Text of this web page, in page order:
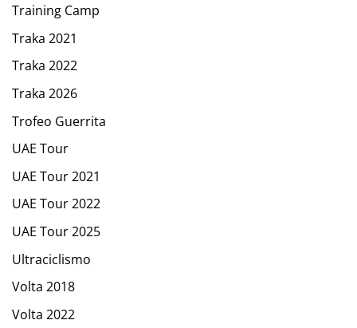
Training Camp
Traka 2021
Traka 2022
Traka 2026
Trofeo Guerrita
UAE Tour
UAE Tour 2021
UAE Tour 2022
UAE Tour 2025
Ultraciclismo
Volta 2018
Volta 2022